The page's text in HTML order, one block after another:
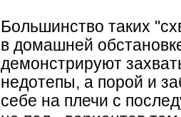
Большинство таких
в домашней
демонстрируют
недотепы, а порой и
себе на плечи с